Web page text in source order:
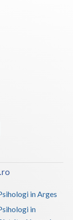
in Arges
in